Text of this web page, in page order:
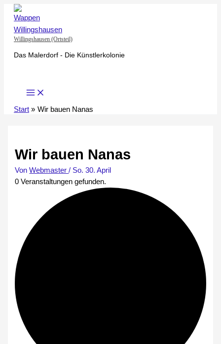
Zum
Inhalt
springen
Willingshausen (Ortsteil)
Das Malerdorf - Die Künstlerkolonie
Start Wir bauen Nanas
Wir bauen Nanas
VonWebmaster/ So. 30. April
0 Veranstaltungen gefunden.